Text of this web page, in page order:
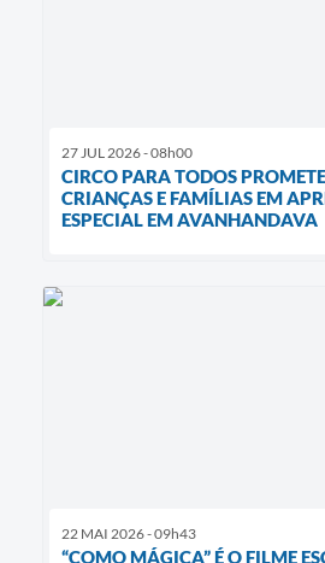
27 JUL 2026 - 08h00
CIRCO PARA TODOS
CRIANÇAS E FAMÍLIAS EM
ESPECIAL EM AVANHANDAVA
22 MAI 2026 - 09h43
“COMO MÁGICA” É O FILME